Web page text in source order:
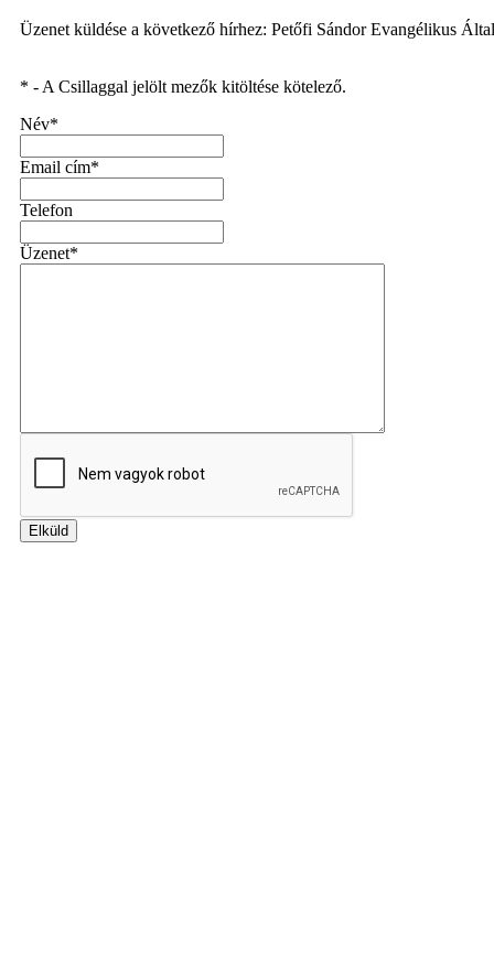
Üzenet küldése a következő hírhez: Petőfi Sándor Evangélikus
* - A Csillaggal jelölt mezők kitöltése kötelező.
Név*
Email cím*
Telefon
Üzenet*